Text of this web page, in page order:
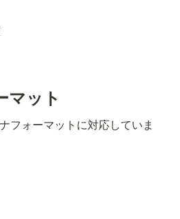
マット
フォーマットに対応していま